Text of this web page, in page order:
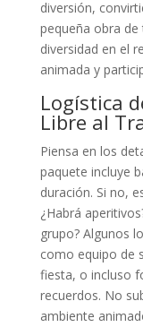
diversión,
pequeña obra
diversidad en el
animada y
Logística
Libre al
Piensa en los
paquete incluye
duración. Si no,
¿Habrá
grupo? Algunos
como equipo de
fiesta, o incluso
recuerdos. No
ambiente